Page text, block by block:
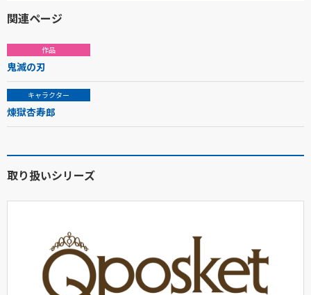
関連ページ
作品
鬼滅の刃
キャラクター
煉獄杏寿郎
取り扱いシリーズ